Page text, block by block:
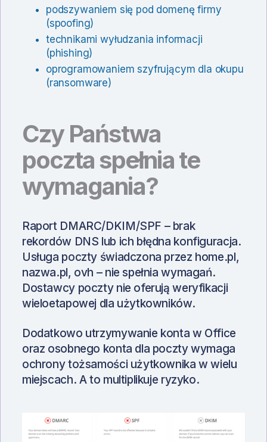
podszywaniem się pod domenę firmy
(spoofing)
technikami wyłudzania informacji
(phishing)
oprogramowaniem szyfrującym dla okupu
(ransomware)
Czy Państwa
poczta spełnia te
wymagania?
Raport DMARC/DKIM/SPF – brak
rekordów DNS lub ich błędna konfiguracja.
Usługa poczty świadczona przez home.pl,
nazwa.pl, ovh – nie spełnia wymagań.
Dostawcy poczty nie oferują weryfikacji
wieloetapowej dla użytkowników.
Dodatkowo utrzymywanie konta w Office
oraz osobnego konta dla poczty wymaga
ochrony tożsamości użytkownika w wielu
miejscach. A to multiplikuje ryzyko.